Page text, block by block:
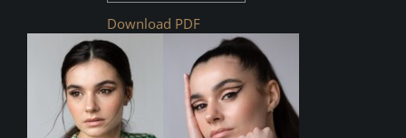
Download PDF